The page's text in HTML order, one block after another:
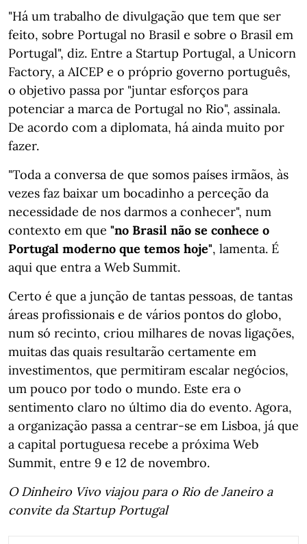
"Há um trabalho de divulgação que tem que ser
feito, sobre Portugal no Brasil e sobre o Brasil em
Portugal", diz. Entre a Startup Portugal, a Unicorn
Factory, a AICEP e o próprio governo português,
o objetivo passa por "juntar esforços para
potenciar a marca de Portugal no Rio", assinala.
De acordo com a diplomata, há ainda muito por
fazer.
"Toda a conversa de que somos países irmãos, às
vezes faz baixar um bocadinho a perceção da
necessidade de nos darmos a conhecer", num
contexto em que "no Brasil não se conhece o
Portugal moderno que temos hoje", lamenta. É
aqui que entra a Web Summit.
Certo é que a junção de tantas pessoas, de tantas
áreas profissionais e de vários pontos do globo,
num só recinto, criou milhares de novas ligações,
muitas das quais resultarão certamente em
investimentos, que permitiram escalar negócios,
um pouco por todo o mundo. Este era o
sentimento claro no último dia do evento. Agora,
a organização passa a centrar-se em Lisboa, já que
a capital portuguesa recebe a próxima Web
Summit, entre 9 e 12 de novembro.
O Dinheiro Vivo viajou para o Rio de Janeiro a
convite da Startup Portugal